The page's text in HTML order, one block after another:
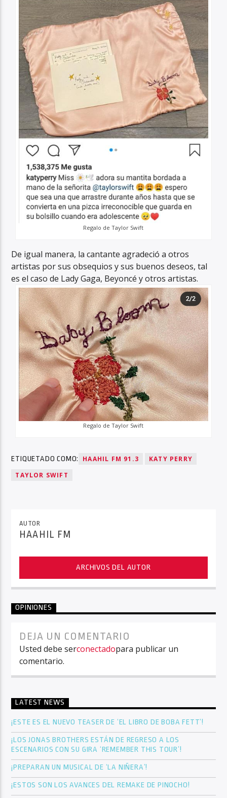
Regalo de Taylor Swift
De igual manera, la cantante agradeció a otros
artistas por sus obsequios y sus buenos deseos, tal
es el caso de Lady Gaga, Beyoncé y otros artistas.
Regalo de Taylor Swift
ETIQUETADO COMO: HAAHIL FM 91.3
KATY PERRY
TAYLOR SWIFT
AUTOR
HAAHIL FM
ARCHIVOS DEL AUTOR
OPINIONES
DEJA UN COMENTARIO
Usted debe serconectadopara publicar un
comentario.
LATEST NEWS
¡ESTE ES EL NUEVO TEASER DE ‘EL LIBRO DE BOBA FETT’!
¡LOS JONAS BROTHERS ESTÁN DE REGRESO A LOS
ESCENARIOS CON SU GIRA ‘REMEMBER THIS TOUR’!
¡PREPARAN UN MUSICAL DE ‘LA NIÑERA’!
¡ESTOS SON LOS AVANCES DEL REMAKE DE PINOCHO!